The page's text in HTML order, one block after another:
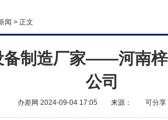
闻 > 正文
备制造厂家——河南
公司
办差网 2024-09-04 17:05 来源： 可分享